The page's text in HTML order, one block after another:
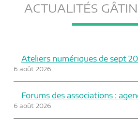
ACTUALITÉS
Ateliers numériques de sept
6 août 2026
Forums des associations :
6 août 2026